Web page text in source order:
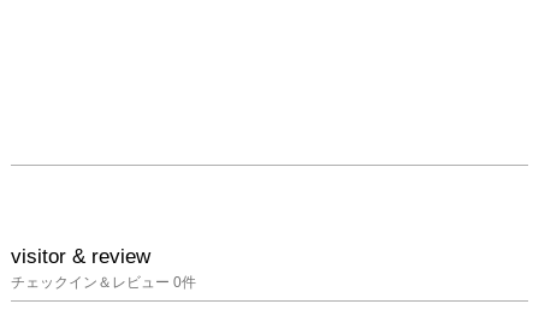
りにし、これまでの漠然
とした安心感は消え、当
visitor & review
チェックイン＆レビュー 0件